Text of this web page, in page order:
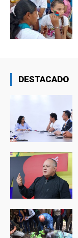
DESTACADO